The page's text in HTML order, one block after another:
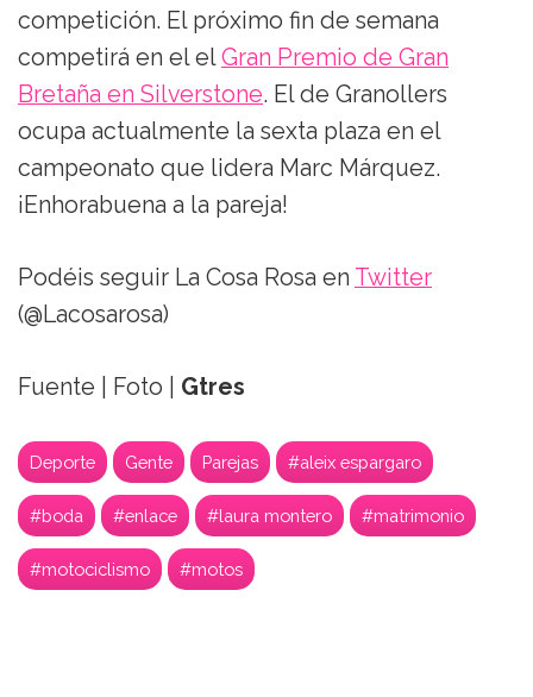
competición. El próximo fin de semana
competirá en el elGran Premio de Gran
Bretaña en Silverstone. El de Granollers
ocupa actualmente la sexta plaza en el
campeonato que lidera Marc Márquez.
¡Enhorabuena a la pareja!
Podéis seguir La Cosa Rosa en Twitter
(@Lacosarosa)
Fuente | Foto | Gtres
Deporte Gente Parejas #aleix espargaro
#boda #enlace #laura montero #matrimonio
#motociclismo #motos